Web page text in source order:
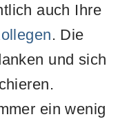
auch Ihre
. Die
und sich
ein wenig